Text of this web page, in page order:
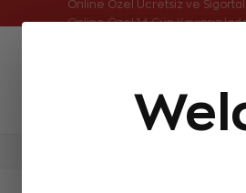
Online Özel Ücretsiz ve
Aynı Gün Kargo